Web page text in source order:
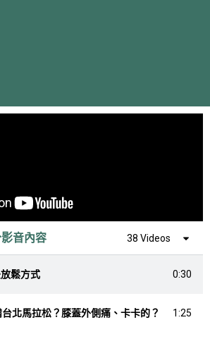
音內容 38 Videos
鬆方式 0:30
台北馬拉松？膝蓋外側痛、卡卡的？ 1:25